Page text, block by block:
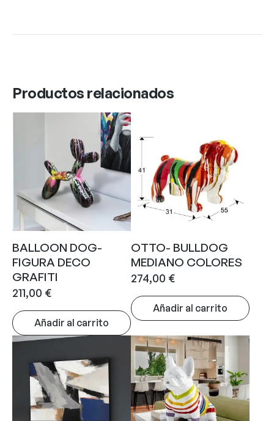
Productos relacionados
BALLOON DOG-
FIGURA DECO
GRAFITI
211,00 €
Añadir al carrito
OTTO- BULLDOG
MEDIANO COLORES
274,00 €
Añadir al carrito